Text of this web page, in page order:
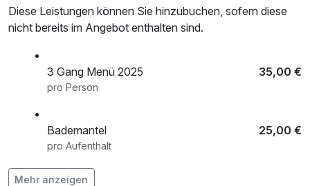
Darüber hinaus ist Bad Meinberg ein guter Ausgangspunkt,
Städte, Schlösser und kulturellen Sehenswürdigkeiten
bekannt ist. Dazu gehören das Schloss Detmold, die
Insgesamt bietet Bad Meinberg eine Kombination aus
Gesundheitsangeboten, schöner Natur und kulturellen
Erlebnissen, die es zu einem attraktiven Ziel für
Erholungssuchende und Naturliebhaber macht.
Diese Leistungen können Sie hinzubuchen, sofern diese
nicht bereits im Angebot enthalten sind.
3 Gang Menü 2025 35,00 €
pro Person
Bademantel 25,00 €
pro Aufenthalt
Flasche Hausmarke Sekt 0,75l
Mehr anzeigen